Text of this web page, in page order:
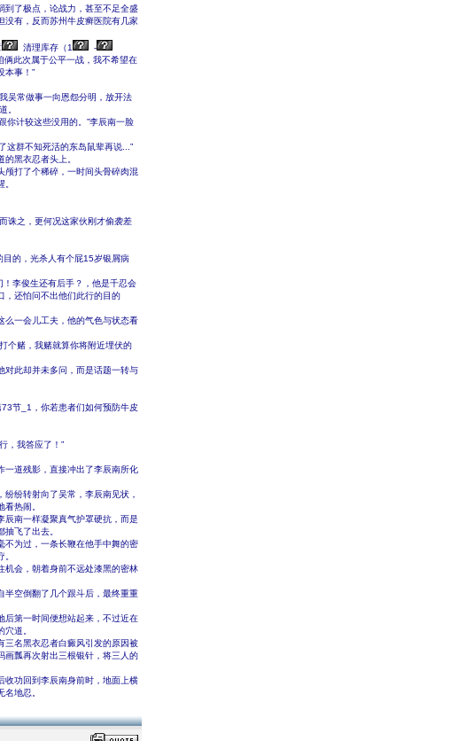
到了极点，论战力，甚至不足全盛
没有，反而苏州牛皮癣医院有几家
清理库存（1
-
此次属于公平一战，我不希望在
本事！”
吴常做事一向恩怨分明，放开法
。
你计较这些没用的。”李辰南一脸
这群不知死活的东岛鼠辈再说...”
黑衣忍者头上。
颅打了个稀碎，一时间头骨碎肉混
诛之，更何况这家伙刚才偷袭差
目的，光杀人有个屁15岁银屑病
李俊生还有后手？，他是千忍会
，还怕问不出他们此行的目的
么一会儿工夫，他的气色与状态看
个赌，我赌就算你将附近埋伏的
对此却并未多问，而是话题一转与
节_1，你若患者们如何预防牛皮
，我答应了！”
一道残影，直接冲出了李辰南所化
纷转射向了吴常，李辰南见状，
热闹。
辰南一样凝聚真气护罩硬抗，而是
飞了出去。
不为过，一条长鞭在他手中舞的密
机会，朝着身前不远处漆黑的密林
半空倒翻了几个跟斗后，最终重重
后第一时间便想站起来，不过近在
道。
三名黑衣忍者白癜风引发的原因被
画瓢再次射出三根银针，将三人的
收功回到李辰南身前时，地面上横
地忍。